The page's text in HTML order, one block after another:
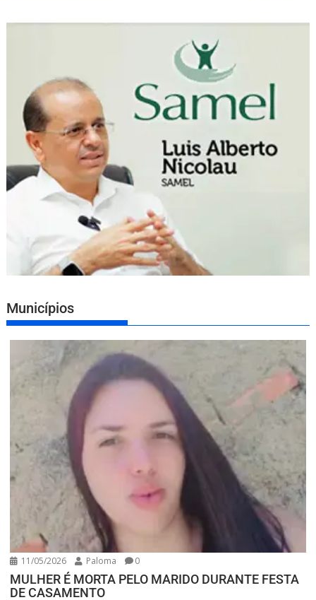
Municípios
11/05/2026 Paloma 0
MULHER É MORTA PELO MARIDO DURANTE FESTA
DE CASAMENTO